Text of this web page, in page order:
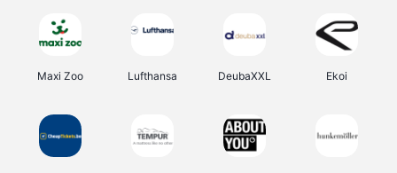
Maxi Zoo Lufthansa DeubaXXL Ekoi